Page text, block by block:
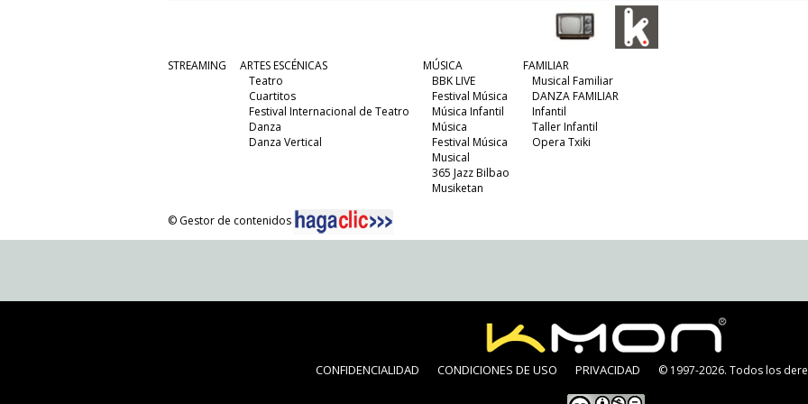
STREAMING
ARTES ESCÉNICAS
Teatro
Cuartitos
Festival Internacional de Teatro
Danza
Danza Vertical
MÚSICA
BBK LIVE
Festival Música
Música Infantil
Música
Festival Música
Musical
365 Jazz Bilbao
Musiketan
FAMILIAR
Musical Familiar
DANZA FAMILIAR
Infantil
Taller Infantil
Opera Txiki
© Gestor de contenidos
CONFIDENCIALIDAD CONDICIONES DE USO PRIVACIDAD © 1997-2026. Todos los